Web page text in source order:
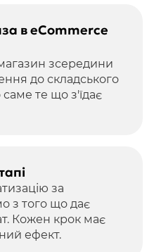
в eCommerce
зсередини
до складського
те що з'їдає
за
з того що дає
Кожен крок має
ефект.